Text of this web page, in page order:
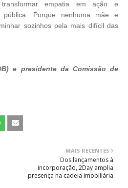
empatia em ação e
pública. Porque nenhuma mãe e
sozinhos pela mais difícil das
e presidente da Comissão de
MAIS RECENTES
Dos lançamentos à
incorporação, 2Day amplia
presença na cadeia imobiliária